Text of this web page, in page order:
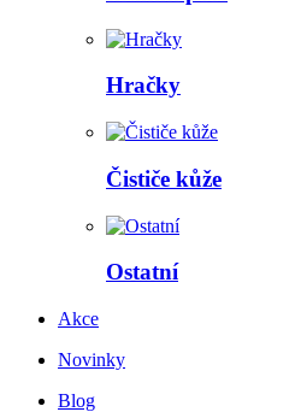
Hračky
Čističe kůže
Ostatní
Akce
Novinky
Blog